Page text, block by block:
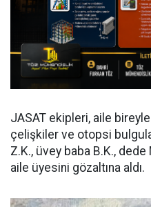
JASAT ekipleri, aile
çelişkiler ve otopsi
Z.K., üvey baba B.K.,
aile üyesini gözaltına aldı.